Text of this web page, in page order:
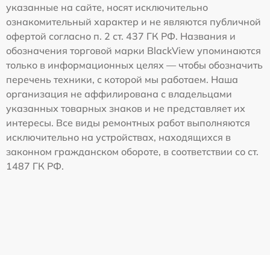
указанные на сайте, носят исключительно
ознакомительный характер и не являются публичной
офертой согласно п. 2 ст. 437 ГК РФ. Названия и
обозначения торговой марки BlackView упоминаются
только в информационных целях — чтобы обозначить
перечень техники, с которой мы работаем. Наша
организация не аффилирована с владельцами
указанных товарных знаков и не представляет их
интересы. Все виды ремонтных работ выполняются
исключительно на устройствах, находящихся в
законном гражданском обороте, в соответствии со ст.
1487 ГК РФ.